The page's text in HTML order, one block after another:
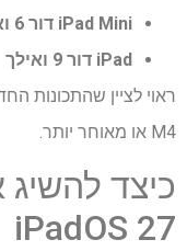
iPad Mini דור 6 ואילך
iPad דור 9 ואילך
M4 או מאוחר יותר.
כיצד
iPadOS 27